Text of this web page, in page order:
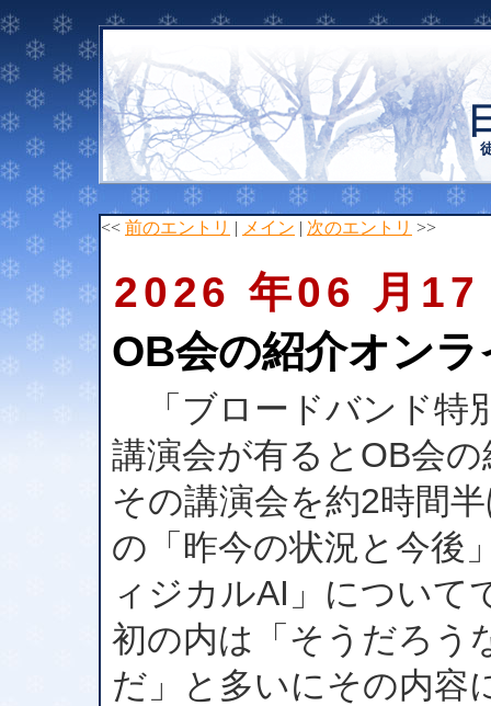
<< 前のエントリ | メイン | 次のエントリ >>
2026 年06 月17
OB会の紹介オン
「ブロードバンド特
講演会が有るとOB会
その講演会を約2時間
の「昨今の状況と今後
ィジカルAI」につい
初の内は「そうだろう
だ」と多いにその内容